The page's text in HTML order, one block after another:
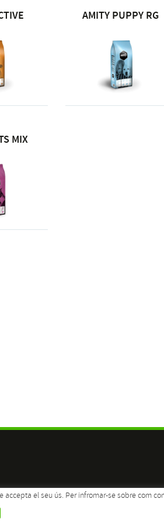
AMITY PUPPY RG
MIX
el seu ús. Per infromar-se sobre com